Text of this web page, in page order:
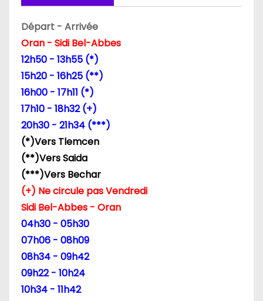
Départ - Arrivée
Oran - Sidi Bel-Abbes
12h50 - 13h55 (*)
15h20 - 16h25 (**)
16h00 - 17h11 (*)
17h10 - 18h32 (+)
20h30 - 21h34 (***)
(*)Vers Tlemcen
(**)Vers Saida
(***)Vers Bechar
(+) Ne circule pas Vendredi
Sidi Bel-Abbes - Oran
04h30 - 05h30
07h06 - 08h09
08h34 - 09h42
09h22 - 10h24
10h34 - 11h42